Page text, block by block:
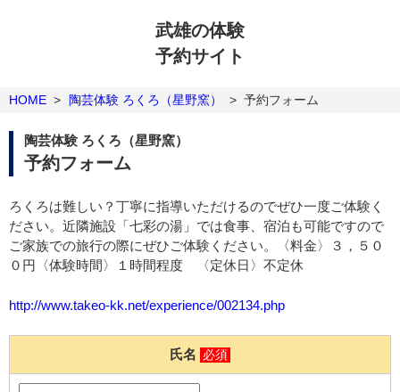
武雄の体験
予約サイト
HOME > 陶芸体験 ろくろ（星野窯） > 予約フォーム
陶芸体験 ろくろ（星野窯）
予約フォーム
ろくろは難しい？丁寧に指導いただけるのでぜひ一度ご体験く
ださい。近隣施設「七彩の湯」では食事、宿泊も可能ですので
ご家族での旅行の際にぜひご体験ください。〈料金〉３，５０
０円〈体験時間〉１時間程度 〈定休日〉不定休
http://www.takeo-kk.net/experience/002134.php
氏名 必須